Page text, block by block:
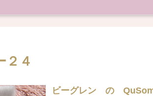
２４
ビーグレン の